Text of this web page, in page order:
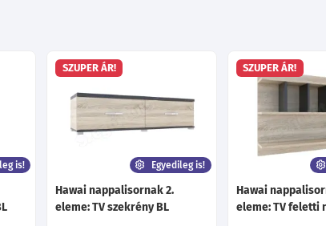
is!
SZUPER ÁR!
Egyedileg is!
Hawai nappalisornak 2.
eleme: TV szekrény BL
SZUPER ÁR!
Hawai
eleme: TV feletti